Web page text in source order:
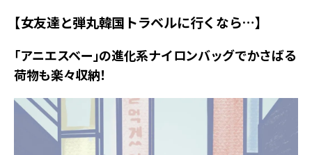
【女友達と弾丸韓国トラベルに行くなら…】
「アニエスベー」の進化系ナイロンバッグでかさばる
荷物も楽々収納！